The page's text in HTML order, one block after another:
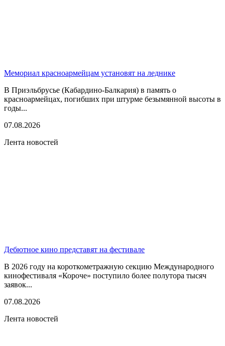
Мемориал красноармейцам установят на леднике
В Приэльбрусье (Кабардино-Балкария) в память о
красноармейцах, погибших при штурме безымянной высоты в
годы...
07.08.2026
Лента новостей
Дебютное кино представят на фестивале
В 2026 году на короткометражную секцию Международного
кинофестиваля «Короче» поступило более полутора тысяч
заявок...
07.08.2026
Лента новостей